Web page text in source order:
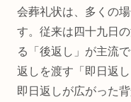
会葬礼状は、多くの
す。従来は四十九日
る「後返し」が主流
返しを渡す「即日返
即日返しが広がった